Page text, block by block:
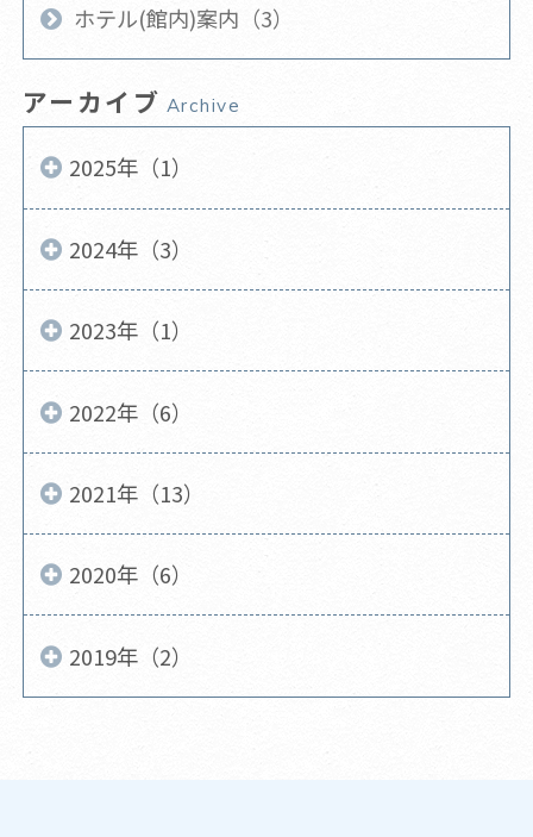
ホテル(館内)案内（3）
アーカイブ Archive
2025年（1）
2024年（3）
2023年（1）
2022年（6）
2021年（13）
2020年（6）
2019年（2）